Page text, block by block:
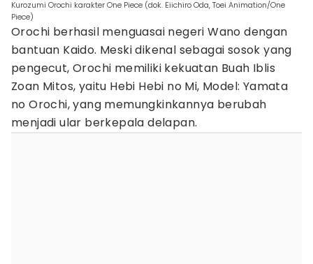
Kurozumi Orochi karakter One Piece (dok. Eiichiro Oda, Toei Animation/One
Piece)
Orochi berhasil menguasai negeri Wano dengan
bantuan Kaido. Meski dikenal sebagai sosok yang
pengecut, Orochi memiliki kekuatan Buah Iblis
Zoan Mitos, yaitu Hebi Hebi no Mi, Model: Yamata
no Orochi, yang memungkinkannya berubah
menjadi ular berkepala delapan.